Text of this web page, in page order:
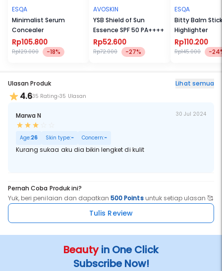
ESQA
Minimalist Serum
Concealer
Rp105.800
Rp129.000 -18%
AVOSKIN
YSB Shield of Sun
Essence SPF 50 PA++++
Rp52.600
Rp72.000 -27%
ESQA
Bitty Balm Stick
Highlighter
Rp110.200
Rp145.000 -
Ulasan Produk Lihat semua
4.635 Rating 35 Ulasan
Marwa N 30 Jul 2024
Age:26 Skin type:- Concern:-
Kurang sukaa aku dia bikin lengket di kulit
Pernah Coba Produk ini?
Yuk, beri penilaian dan dapatkan500 Pointsuntuk setiap ulasan 🥰
Tulis Review
Beautyin One Click
Subscribe Now!